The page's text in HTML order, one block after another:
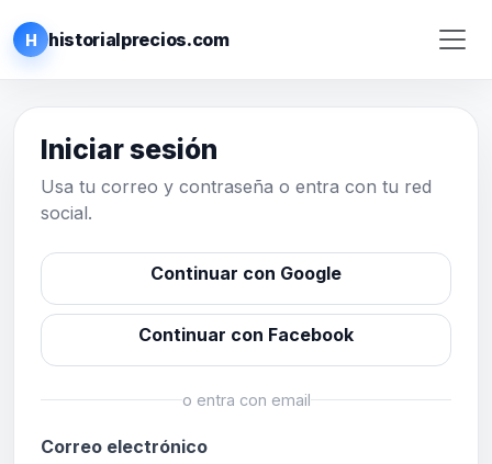
H historialprecios.com
Iniciar sesión
Usa tu correo y contraseña o entra con tu red
social.
Continuar con Google
Continuar con Facebook
o entra con email
Correo electrónico